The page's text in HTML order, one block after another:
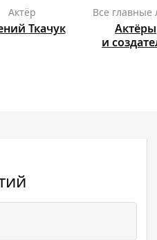
актёр
Ткачук
Все
Актёры
и